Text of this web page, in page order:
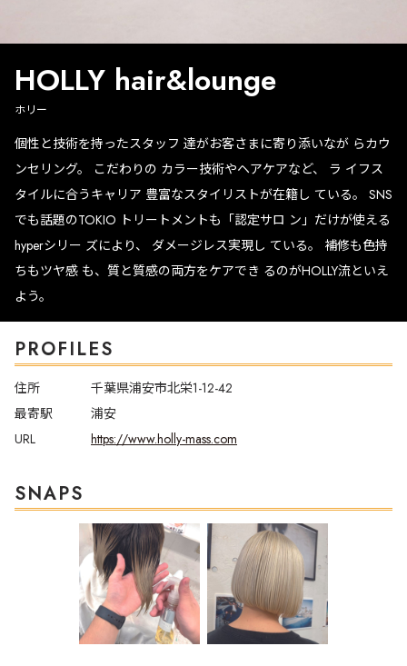
HOLLY hair&lounge
ホリー
個性と技術を持ったスタッフ 達がお客さまに寄り添いなが らカウ
ンセリング。
こだわりの カラー技術やヘアケアなど、 ラ イフス
タイルに合うキャリア 豊富なスタイリストが在籍し ている。
SNS
でも話題のTOKIO トリートメントも「認定サロ ン」だけが使える
hyperシリー ズにより、 ダメージレス実現し ている。
補修も色持
ちもツヤ感 も、質と質感の両方をケアでき るのがHOLLY流といえ
よう。
PROFILES
住所
千葉県浦安市北栄1-12-42
最寄駅
浦安
URL
https://www.holly-mass.com
SNAPS